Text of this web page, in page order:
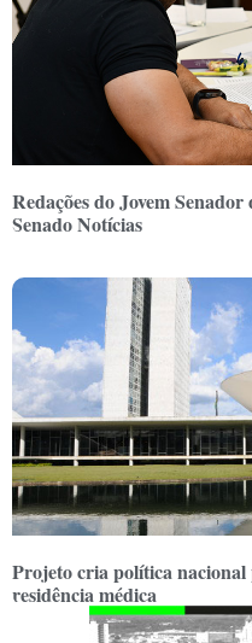
Redações do Jovem
Senado Notícias
Projeto cria política
residência médica